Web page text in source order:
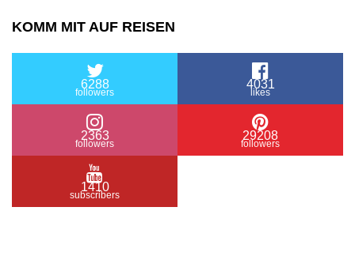
KOMM MIT AUF REISEN
6288
followers
4031
likes
2363
followers
29208
followers
1410
subscribers